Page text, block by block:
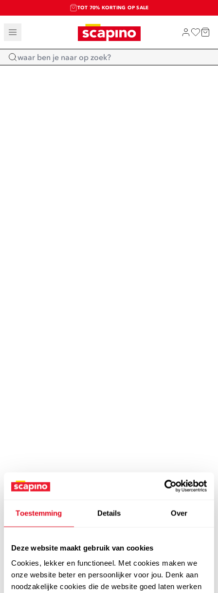
Toestemming Details Over
Deze website maakt gebruik van cookies
Cookies, lekker en functioneel. Met cookies maken we
onze website beter en persoonlijker voor jou. Denk aan
noodzakelijke cookies die de website goed laten werken
TOT 70% KORTING OP SALE
SALE: LAATSTE KANS!
SHOP NIEUW
Home